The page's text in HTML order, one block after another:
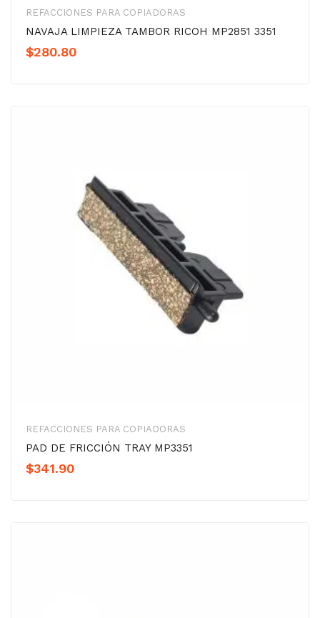
REFACCIONES PARA COPIADORAS
NAVAJA LIMPIEZA TAMBOR RICOH MP2851 3351
$280.80
REFACCIONES PARA COPIADORAS
PAD DE FRICCIÓN TRAY MP3351
$341.90